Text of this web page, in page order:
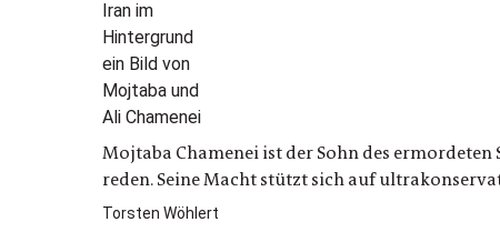
Mojtaba Chamenei ist der Sohn des
reden. Seine Macht stützt sich auf
Torsten Wöhlert